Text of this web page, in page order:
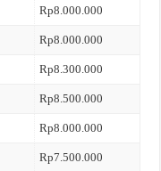
Rp8.000.000
Rp8.000.000
Rp8.300.000
Rp8.500.000
Rp8.000.000
Rp7.500.000